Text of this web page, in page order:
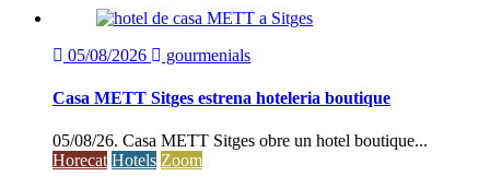
05/08/2026 gourmenials
Casa METT Sitges estrena hoteleria boutique
05/08/26. Casa METT Sitges obre un hotel boutique...
Horecat Hotels Zoom